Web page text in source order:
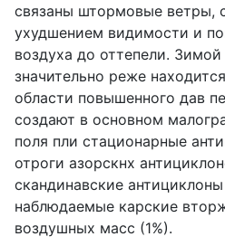
связаны штормовые ветры,
ухудшением видимости и
воздуха до оттепели.
значительно реже
области повышенного дав
создают в основном
поля пли стационарные
отроги азорскнх
скандинавские
наблюдаемые карские
воздушных масс (1%).